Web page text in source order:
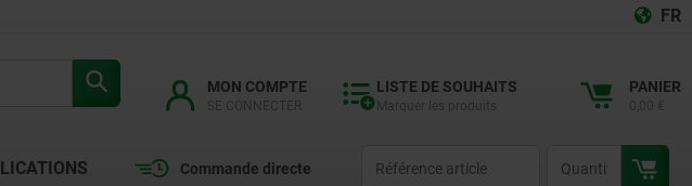
FR
MON COMPTE LISTE DE SOUHAITS PANIER
Commande directe